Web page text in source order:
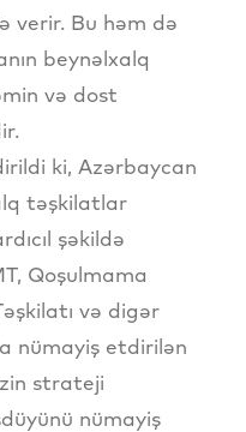
verir. Bu həm də
beynəlxalq
və dost
ki, Azərbaycan
təşkilatlar
şəkildə
Qoşulmama
və digər
nümayiş etdirilən
strateji
nümayiş